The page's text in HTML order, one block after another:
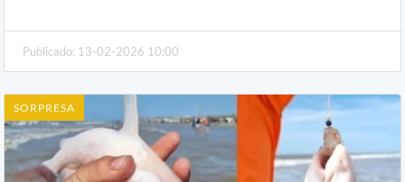
Publicado: 13-02-2026 10:00
SORPRESA